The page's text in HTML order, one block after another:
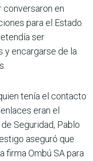
en
para el Estado.
ser
y encar­garse de la
tenía el contacto
eran el
Seguridad, Pablo
aseguró que
firma Ombú SA para